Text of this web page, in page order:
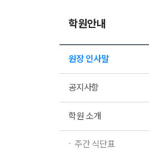
학원안내
원장 인사말
공지사항
학원 소개
주간 식단표